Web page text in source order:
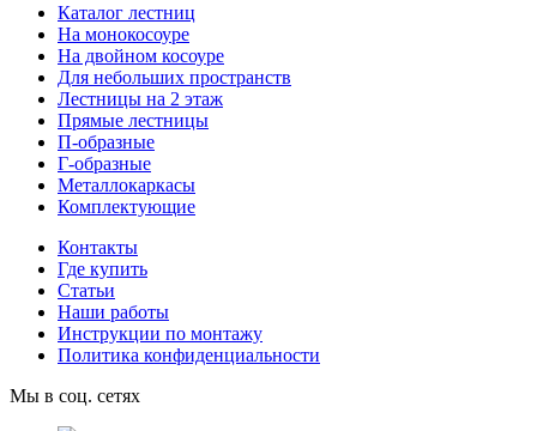
Каталог лестниц
На монокосоуре
На двойном косоуре
Для небольших пространств
Лестницы на 2 этаж
Прямые лестницы
П-образные
Г-образные
Металлокаркасы
Комплектующие
Контакты
Где купить
Статьи
Наши работы
Инструкции по монтажу
Политика конфиденциальности
Мы в соц. сетях